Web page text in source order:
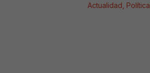
Actualidad Política